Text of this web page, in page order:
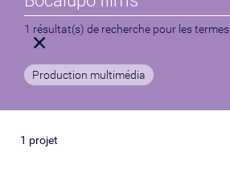
1 résultat(s) de recherche pour les termes
Production multimédia
1 projet